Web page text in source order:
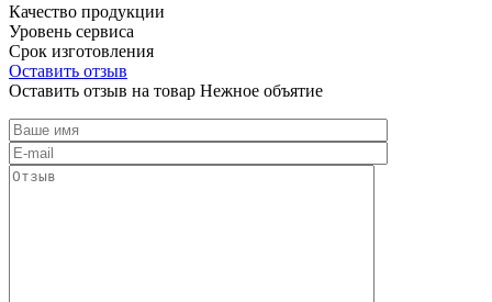
Качество продукции
Уровень сервиса
Срок изготовления
Оставить отзыв
Оставить отзыв на товар Нежное объятие